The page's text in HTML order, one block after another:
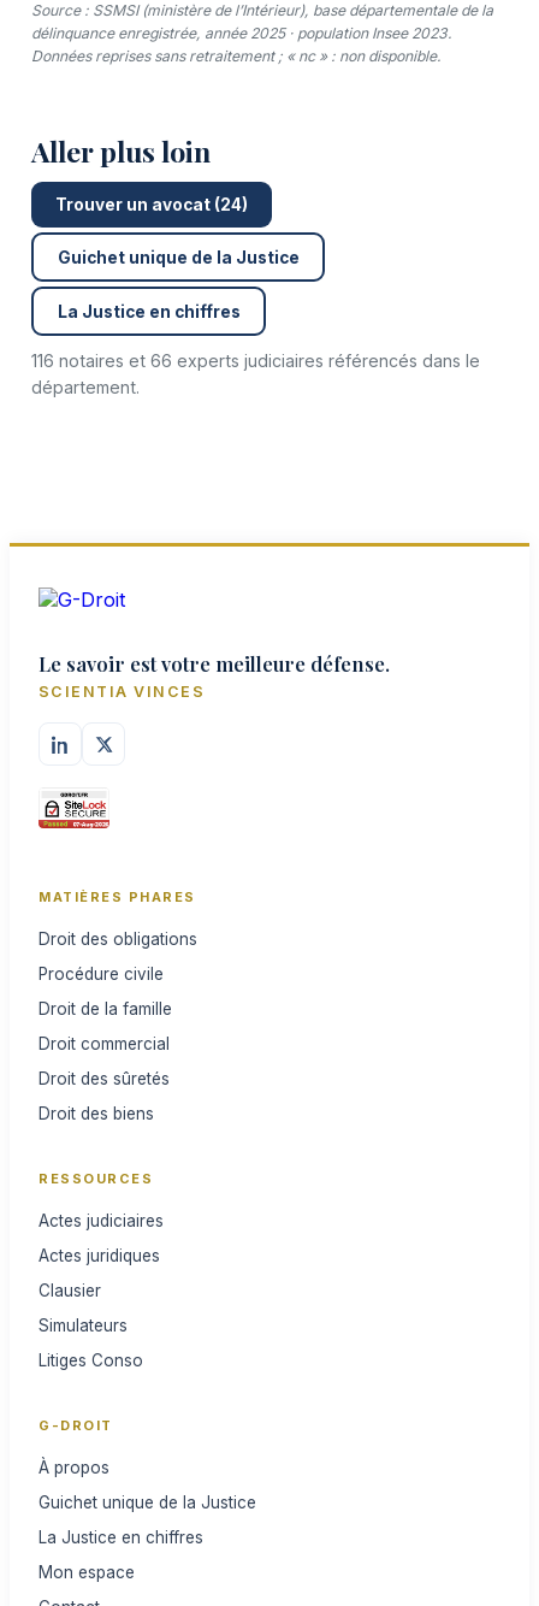
Source : SSMSI (ministère de l’Intérieur), base départementale de la
délinquance enregistrée, année 2025 · population Insee 2023.
Données reprises sans retraitement ; « nc » : non disponible.
Aller plus loin
Trouver un avocat (24)
Guichet unique de la Justice
La Justice en chiffres
116 notaires et 66 experts judiciaires référencés dans le
département.
Le savoir est votre meilleure défense.
SCIENTIA VINCES
MATIÈRES PHARES
Droit des obligations
Procédure civile
Droit de la famille
Droit commercial
Droit des sûretés
Droit des biens
RESSOURCES
Actes judiciaires
Actes juridiques
Clausier
Simulateurs
Litiges Conso
G-DROIT
À propos
Guichet unique de la Justice
La Justice en chiffres
Mon espace